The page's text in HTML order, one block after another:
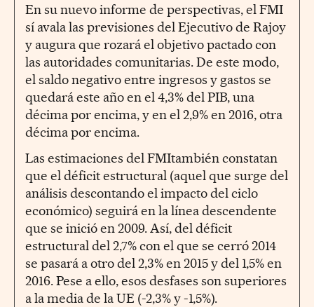
En su nuevo informe de perspectivas, el FMI
sí avala las previsiones del Ejecutivo de Rajoy
y augura que rozará el objetivo pactado con
las autoridades comunitarias. De este modo,
el saldo negativo entre ingresos y gastos se
quedará este año en el 4,3% del PIB, una
décima por encima, y en el 2,9% en 2016, otra
décima por encima.
Las estimaciones del FMItambién constatan
que el déficit estructural (aquel que surge del
análisis descontando el impacto del ciclo
económico) seguirá en la línea descendente
que se inició en 2009. Así, del déficit
estructural del 2,7% con el que se cerró 2014
se pasará a otro del 2,3% en 2015 y del 1,5% en
2016. Pese a ello, esos desfases son superiores
a la media de la UE (-2,3% y -1,5%).